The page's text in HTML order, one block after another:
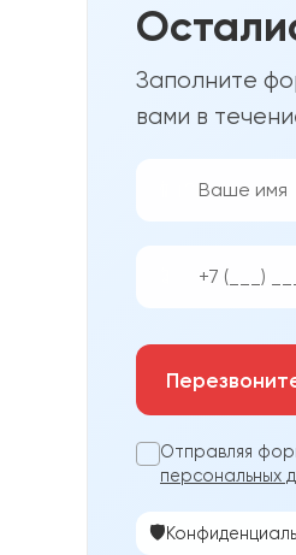
Заполните
вами в
Отправляя
персональных
🛡️